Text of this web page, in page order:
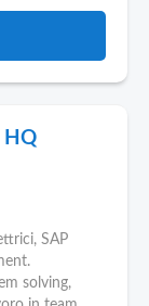
HQ
SAP
solving,